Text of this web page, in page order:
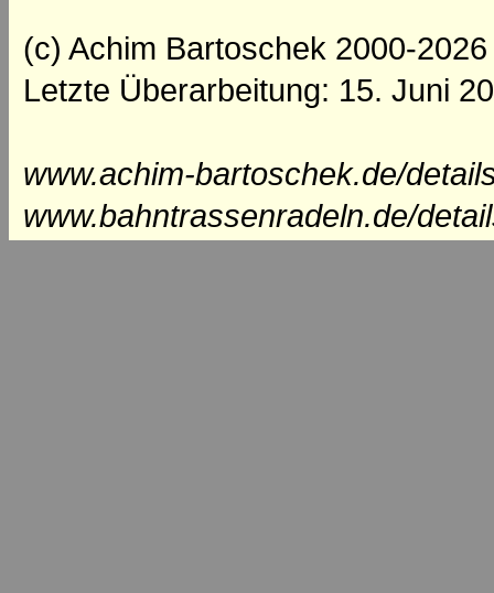
(c) Achim Bartoschek 2000-2026
Letzte Überarbeitung: 15. Juni
www.achim-bartoschek.de/
www.bahntrassenradeln.de/